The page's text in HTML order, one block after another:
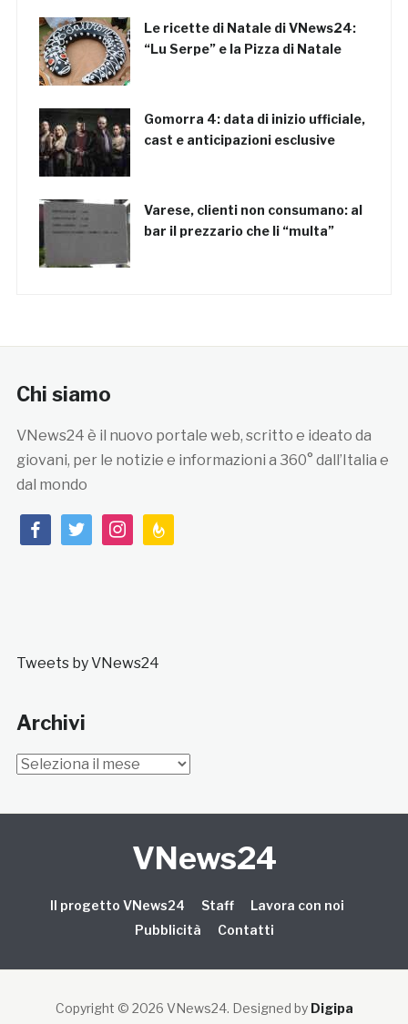
Le ricette di Natale di VNews24:
“Lu Serpe” e la Pizza di Natale
Gomorra 4: data di inizio ufficiale,
cast e anticipazioni esclusive
Varese, clienti non consumano: al
bar il prezzario che li “multa”
Chi siamo
VNews24 è il nuovo portale web, scritto e ideato da
giovani, per le notizie e informazioni a 360° dall’Italia e
dal mondo
facebooktwitterinstagramfeedburner
Tweets by VNews24
Archivi
Archivi
VNews24
Il progetto VNews24 Staff
Lavora con noi
Pubblicità
Contatti
Copyright © 2026 VNews24. Designed by Digipa